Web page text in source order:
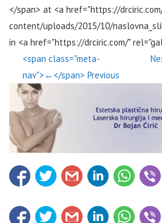
</span> at <a href="https://
content/uploads/2015/10/
in <a href="https://drciric.com/"
<span class="meta-
nav">←</span> Previous